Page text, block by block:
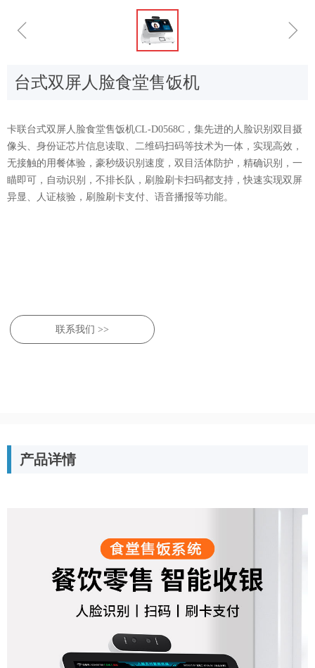
ꁆ ꁇ
卡联台式双屏人脸食堂售饭机CL-D0568C，集先进的人脸识别双目摄
像头、身份证芯片信息读取、二维码扫码等技术为一体，实现高效，
无接触的用餐体验，豪秒级识别速度，双目活体防护，精确识别，一
瞄即可，自动识别，不排长队，刷脸刷卡扫码都支持，快速实现双屏
异显、人证核验，刷脸刷卡支付、语音播报等功能。
台式双屏人脸食堂售饭机
联系我们 >>
产品详情